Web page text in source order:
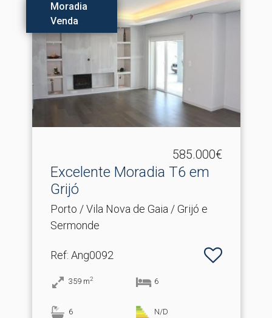
Moradia
Venda
585.000€
Excelente Moradia T6 em
Grijó
Porto / Vila Nova de Gaia / Grijó e
Sermonde
Ref: Ang0092
359 m2 6
6 N/D